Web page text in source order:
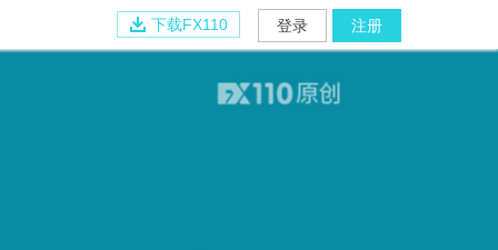
登录 注册
下载FX110